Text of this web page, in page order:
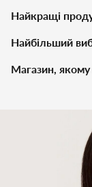
Найкращі
Найбільший
Магазин, якому